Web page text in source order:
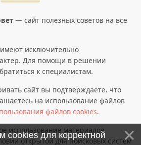
— сайт полезных советов на все
исключительно
Для помощи в решении
к специалистам.
сайт вы подтверждаете, что
на использование файлов
файлов cookies.
использование материалов
открытой для поисковых систем
cookies для корректной